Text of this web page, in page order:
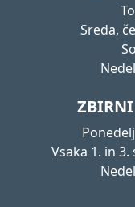
Sreda,
ZBIRNI
Vsaka 1. in 3.